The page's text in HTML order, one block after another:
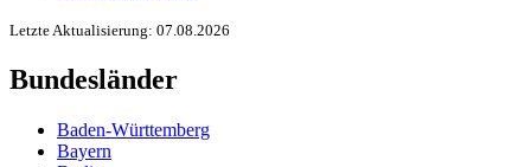
Letzte Aktualisierung: 07.08.2026
Bundesländer
Baden-Württemberg
Bayern